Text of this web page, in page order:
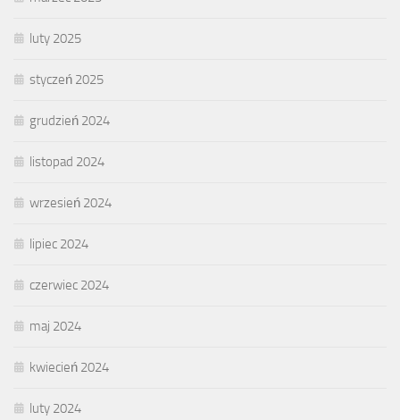
luty 2025
styczeń 2025
grudzień 2024
listopad 2024
wrzesień 2024
lipiec 2024
czerwiec 2024
maj 2024
kwiecień 2024
luty 2024